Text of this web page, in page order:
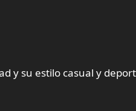
y su estilo casual y